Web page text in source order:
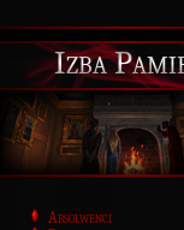
Izba
Absolwenci